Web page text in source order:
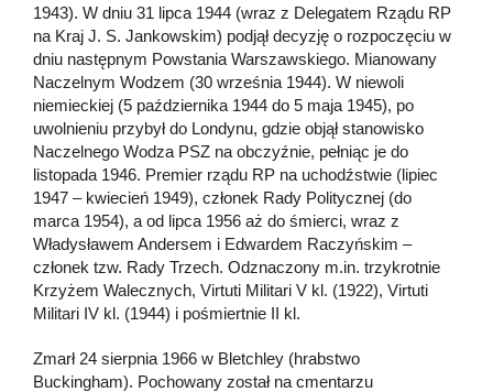
1943). W dniu 31 lipca 1944 (wraz z Delegatem Rządu RP
na Kraj J. S. Jankowskim) podjął decyzję o rozpoczęciu w
dniu następnym Powstania Warszawskiego. Mianowany
Naczelnym Wodzem (30 września 1944). W niewoli
niemieckiej (5 października 1944 do 5 maja 1945), po
uwolnieniu przybył do Londynu, gdzie objął stanowisko
Naczelnego Wodza PSZ na obczyźnie, pełniąc je do
listopada 1946. Premier rządu RP na uchodźstwie (lipiec
1947 – kwiecień 1949), członek Rady Politycznej (do
marca 1954), a od lipca 1956 aż do śmierci, wraz z
Władysławem Andersem i Edwardem Raczyńskim –
członek tzw. Rady Trzech. Odznaczony m.in. trzykrotnie
Krzyżem Walecznych, Virtuti Militari V kl. (1922), Virtuti
Militari IV kl. (1944) i pośmiertnie II kl.
Zmarł 24 sierpnia 1966 w Bletchley (hrabstwo
Buckingham). Pochowany został na cmentarzu